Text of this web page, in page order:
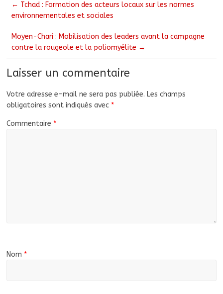
← Tchad : Formation des acteurs locaux sur les normes
environnementales et sociales
Moyen-Chari : Mobilisation des leaders avant la campagne
contre la rougeole et la poliomyélite →
Laisser un commentaire
Votre adresse e-mail ne sera pas publiée. Les champs
obligatoires sont indiqués avec *
Commentaire *
Nom *